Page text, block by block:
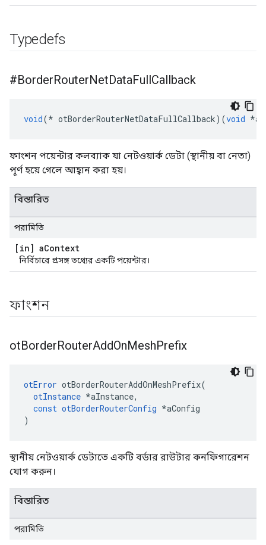
Typedefs
#BorderRouterNetDataFullCallback
void(* otBorderRouterNetDataFullCallback)(void *
ফাংশন পয়েন্টার কলব্যাক যা নেটওয়ার্ক ডেটা (স্থানীয় বা নেতা)
পূর্ণ হয়ে গেলে আহ্বান করা হয়।
বিস্তারিত
পরামিতি
[in] aContext
নির্বিচারে প্রসঙ্গ তথ্যের একটি পয়েন্টার।
ফাংশন
otBorderRouterAddOnMeshPrefix
otError otBorderRouterAddOnMeshPrefix(
otInstance *aInstance,
const otBorderRouterConfig *aConfig
)
স্থানীয় নেটওয়ার্ক ডেটাতে একটি বর্ডার রাউটার কনফিগারেশন
যোগ করুন।
বিস্তারিত
পরামিতি